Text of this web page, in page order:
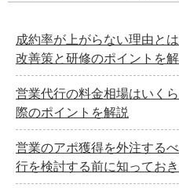
成約率が上がらない理由と
改善策と研修のポイントを
営業代行の料金相場はいく
際のポイントを解説
営業のアポ獲得を外注する
行を検討する前に知ってお